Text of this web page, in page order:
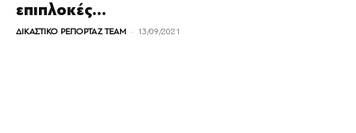
επιπλοκές...
ΔΙΚΑΣΤΙΚΟ ΡΕΠΟΡΤΑΖ TEAM - 13/09/2021